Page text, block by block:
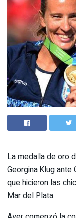
La medalla de oro
Georgina Klug ante
que hicieron las
Mar del Plata.